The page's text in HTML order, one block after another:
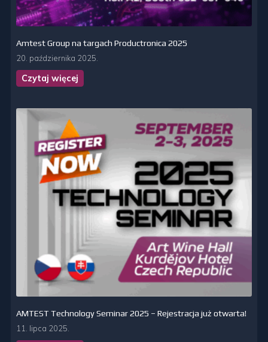
Amtest Group na targach Productronica 2025
20. października 2025.
Czytaj więcej
AMTEST Technology Seminar 2025 – Rejestracja już otwarta!
11. lipca 2025.